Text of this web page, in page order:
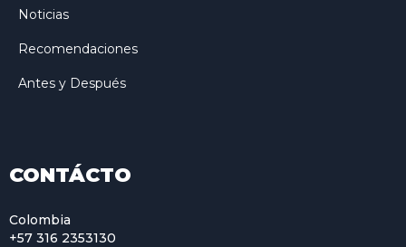
Noticias
Recomendaciones
Antes y Después
CONTÁCTO
Colombia
+57 316 2353130